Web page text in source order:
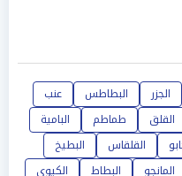
الجزر البطاطس
عنب
القلق طماطم
البامية
القلقاس
البطيخ
المانجو البطاط
الكيوي